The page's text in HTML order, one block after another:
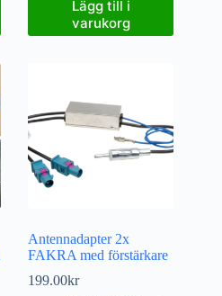
Lägg till i
varukorg
Antennadapter 2x
FAKRA med förstärkare
199.00kr